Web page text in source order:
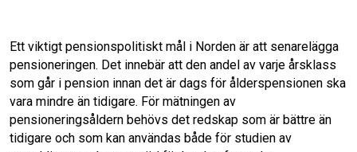
k n
Ett viktigt pensionspolitiskt mål i Norden är att senarelägga
pensioneringen. Det innebär att den andel av varje årsklass
som går i pension innan det är dags för ålderspensionen ska
vara mindre än tidigare. För mätningen av
pensioneringsåldern behövs det redskap som är bättre än
tidigare och som kan användas både för studien av